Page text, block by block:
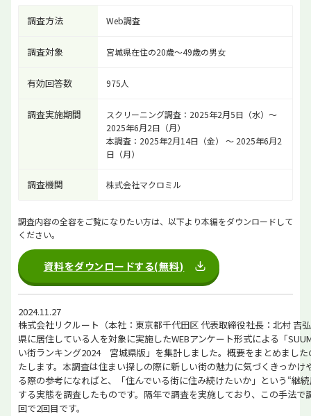
調査方法 Web調査
調査対象 宮城県在住の20歳～49歳の男女
有効回答数 975人
調査実施期間
スクリーニング調査：2025年2月5日（水）～
2025年6月2日（月）
本調査：2025年2月14日（金） ～ 2025年6月2
日（月）
調査機関 株式会社マクロミル
調査内容の全容をご覧になりたい方は、以下より本編をダウンロードして
ください。
資料をダウンロードする(無料)
2024.11.27
株式会社リクルート（本社：東京都千代田区 代表取締役社長：北村 吉
県に居住している人を対象に実施したWEBアンケート形式による「
い街ランキング2024 宮城県版」を集計しました。概要をまとめました
たします。本調査は住まい探しの際に新しい街の魅力に気づくきっかけ
る際の参考になればと、「住んでいる街に住み続けたいか」という“継
する実態を調査したものです。隔年で調査を実施しており、この手法で
回で2回目です。